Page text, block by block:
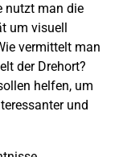
nutzt man die
um visuell
vermittelt man
der Drehort?
helfen, um
und